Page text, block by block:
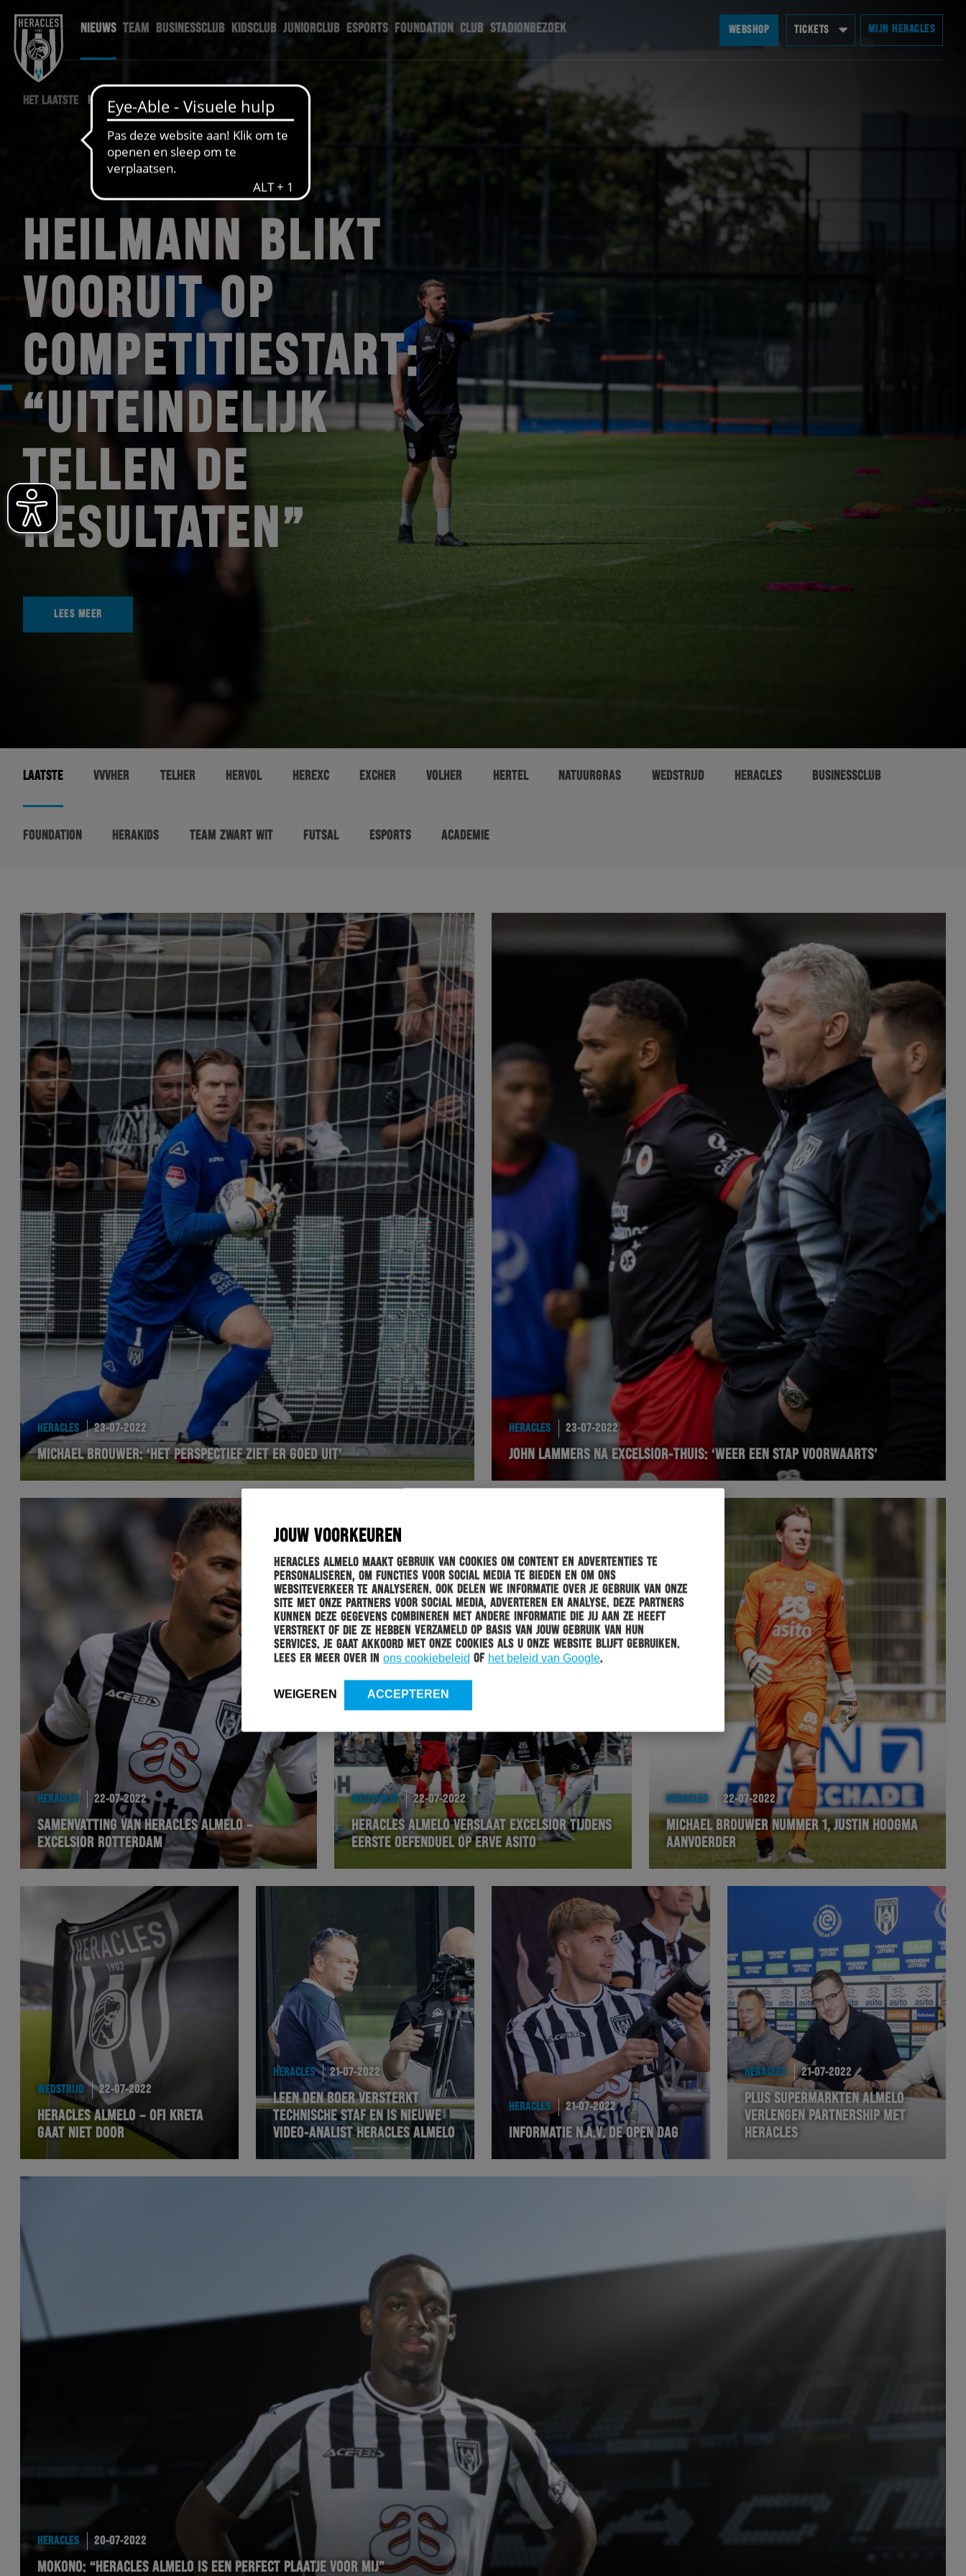
JOUW VOORKEUREN
Heracles Almelo maakt gebruik van cookies om content en advertenties te
personaliseren, om functies voor social media te bieden en om ons
websiteverkeer te analyseren. Ook delen we informatie over je gebruik van onze
site met onze partners voor social media, adverteren en analyse. Deze partners
kunnen deze gegevens combineren met andere informatie die jij aan ze heeft
verstrekt of die ze hebben verzameld op basis van jouw gebruik van hun
services. Je gaat akkoord met onze cookies als u onze website blijft gebruiken.
Lees er meer over in ons cookiebeleid of het beleid van Google.
WEIGEREN ACCEPTEREN
NIEUWS TEAM BUSINESSCLUB KIDSCLUB JUNIORCLUB ESPORTS FOUNDATION CLUB STADIONBEZOEK WEBSHOP TICKETS MIJN HERACLES
HET LAATSTE HERACLES NIEUWS
HEILMANN BLIKT
VOORUIT OP
COMPETITIESTART:
“UITEINDELIJK
TELLEN DE
RESULTATEN”
LEES MEER
LAATSTE VVVHER TELHER HERVOL HEREXC EXCHER VOLHER HERTEL NATUURGRAS WEDSTRIJD HERACLES BUSINESSCLUB
FOUNDATION HERAKIDS TEAM ZWART WIT FUTSAL ESPORTS ACADEMIE
HERACLES 23-07-2022
MICHAEL BROUWER: ‘HET PERSPECTIEF ZIET ER GOED UIT’
HERACLES 23-07-2022
JOHN LAMMERS NA EXCELSIOR-THUIS: ‘WEER EEN STAP VOORWAARTS’
HERACLES 22-07-2022
SAMENVATTING VAN HERACLES ALMELO –
EXCELSIOR ROTTERDAM
WEDSTRIJD 22-07-2022
HERACLES ALMELO VERSLAAT EXCELSIOR TIJDENS
EERSTE OEFENDUEL OP ERVE ASITO
HERACLES 22-07-2022
MICHAEL BROUWER NUMMER 1, JUSTIN HOOGMA
AANVOERDER
WEDSTRIJD 22-07-2022
HERACLES ALMELO – OFI KRETA
GAAT NIET DOOR
HERACLES 21-07-2022
LEEN DEN BOER VERSTERKT
TECHNISCHE STAF EN IS NIEUWE
VIDEO-ANALIST HERACLES ALMELO
HERACLES 21-07-2022
INFORMATIE N.A.V. DE OPEN DAG
HERACLES 21-07-2022
PLUS SUPERMARKTEN ALMELO
VERLENGEN PARTNERSHIP MET
HERACLES
HERACLES 20-07-2022
MOKONO: “HERACLES ALMELO IS EEN PERFECT PLAATJE VOOR MIJ”